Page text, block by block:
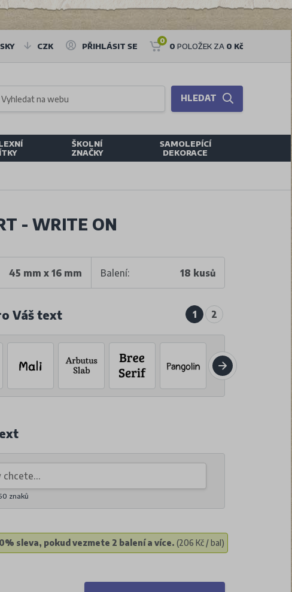
CZK PŘIHLÁSIT SE
0
0 POLOŽEK ZA 0 Kč
HLEDAT
ŠKOLNÍ
ZNAČKY
SAMOLEPÍCÍ
DEKORACE
- WRITE ON
45 mm x 16 mm Balení: 18 kusů
Váš text 1 2
znaků
sleva, pokud vezmete 2 balení a více. (206 Kč / bal)